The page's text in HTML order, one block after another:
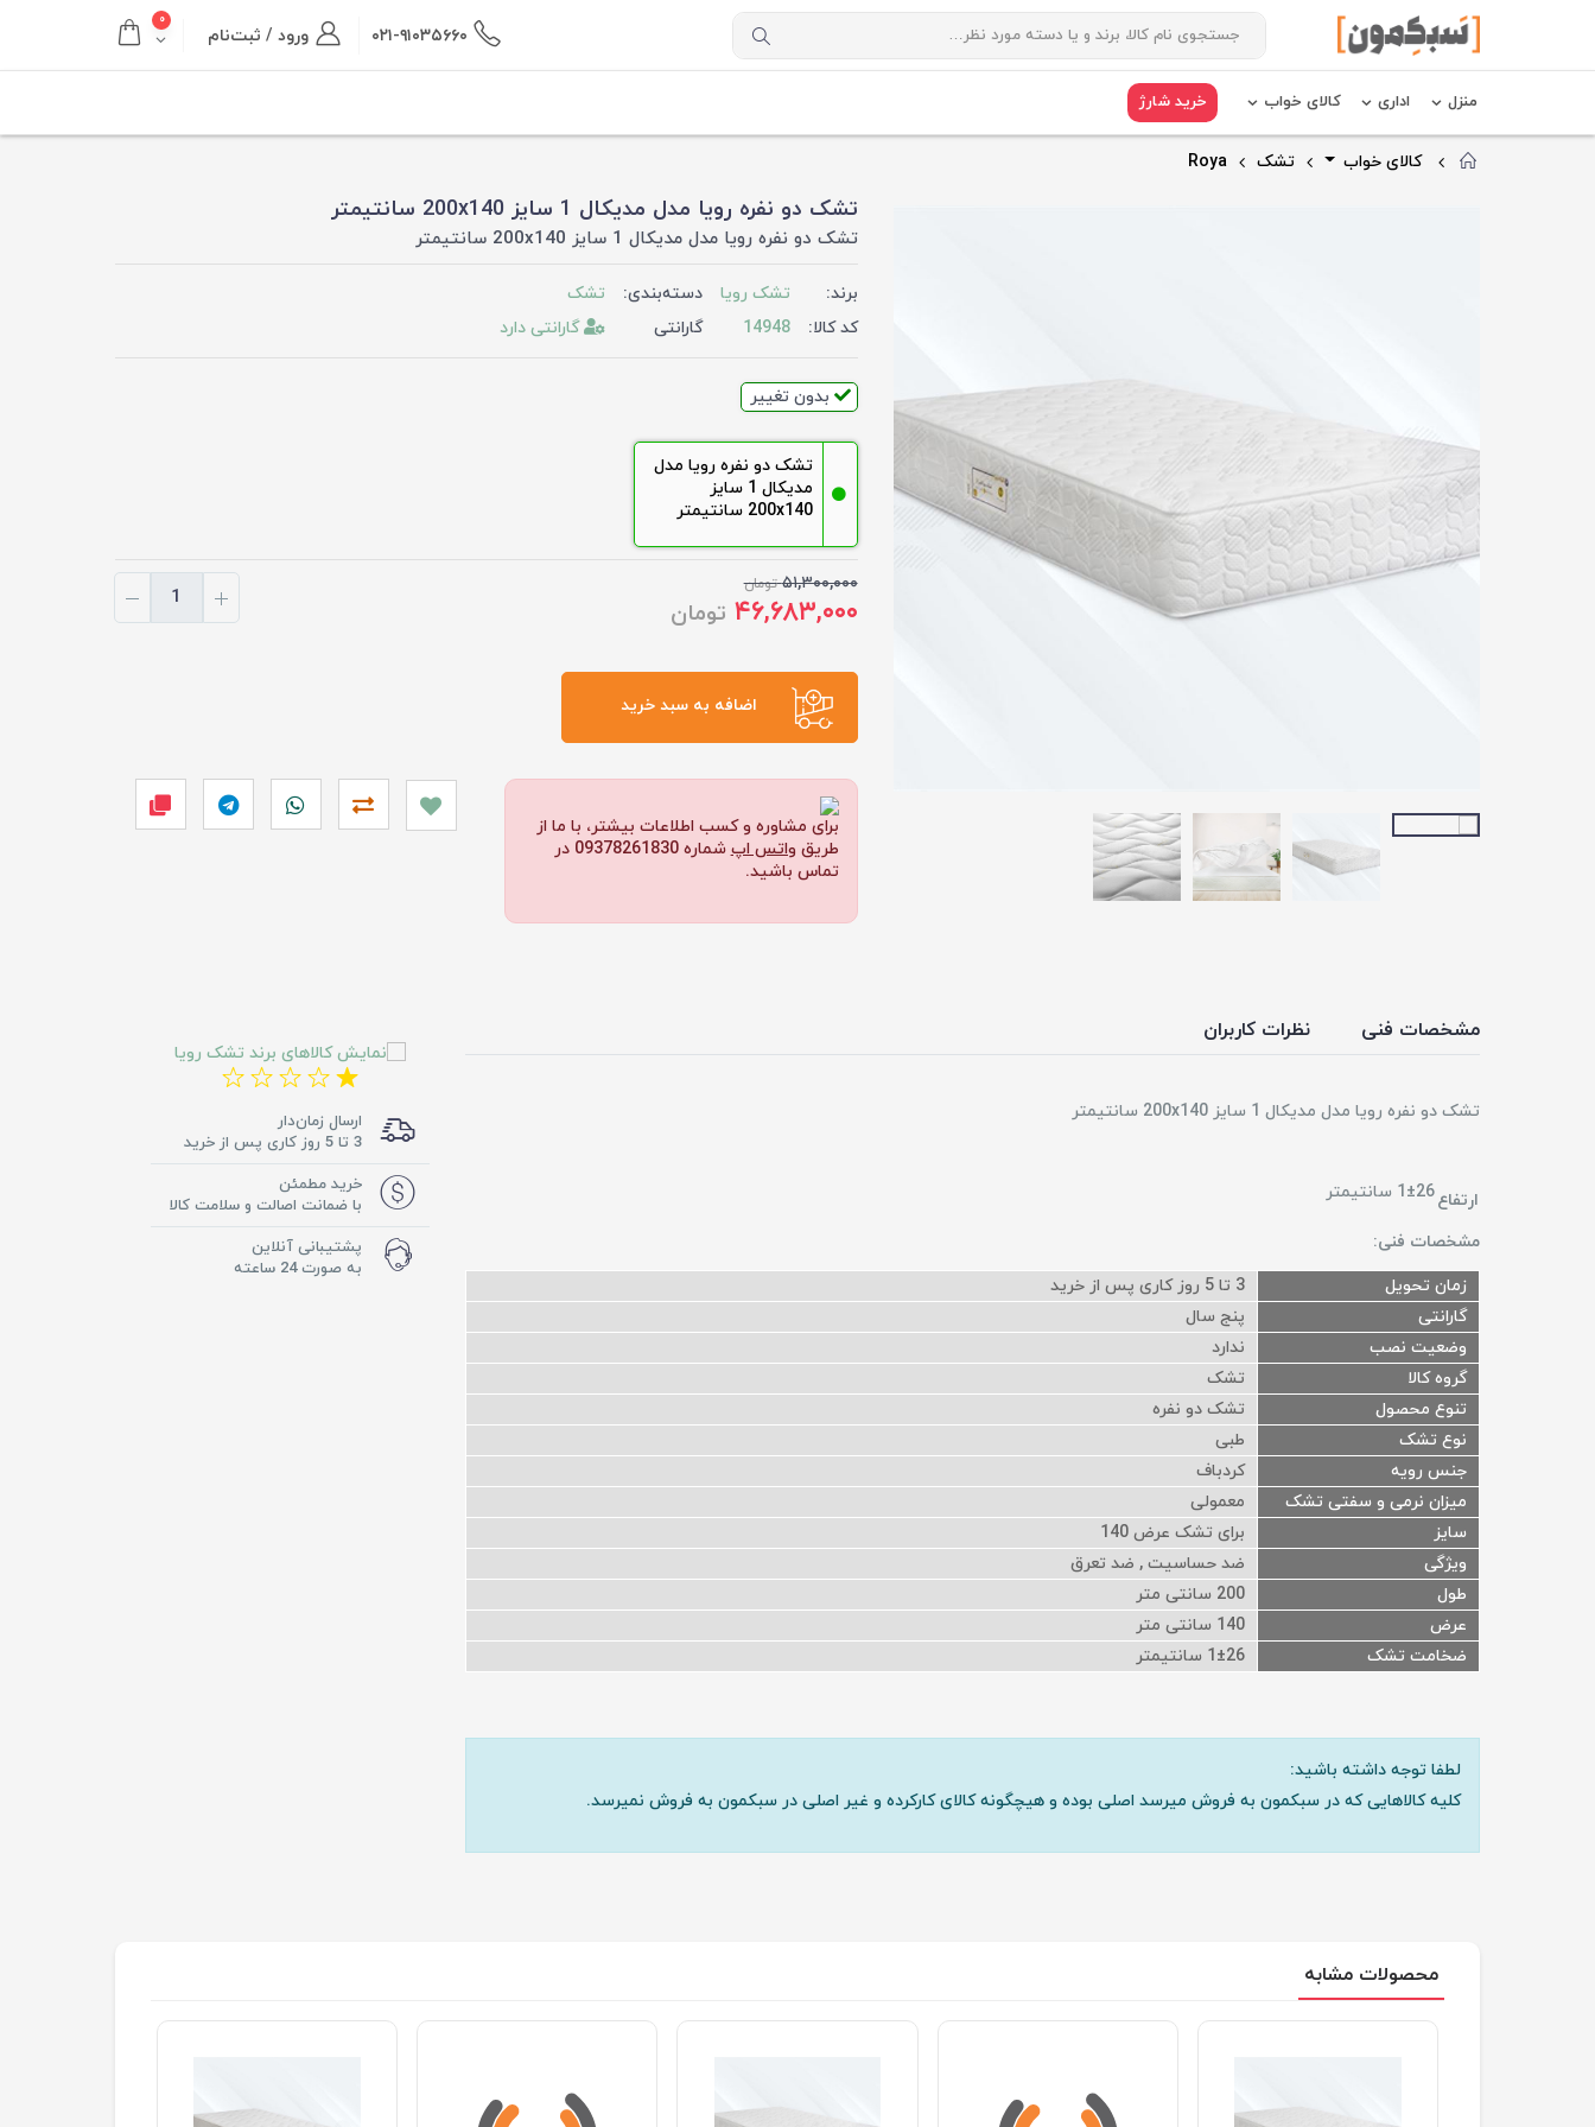
۰۲۱-۹۱۰۳۵۶۶۰ ورود / ثبت‌نام
۰
منزل اداری کالای خواب خرید شارژ
کالای خواب تشک Roya
تشک دو نفره رویا مدل مدیکال 1 سایز 200x140 سانتیمتر
تشک دو نفره رویا مدل مدیکال 1 سایز 200x140 سانتیمتر
برند: تشک رویا دسته‌بندی:
تشک
کد کالا:
14948 گارانتی گارانتی دارد
بدون تغییر
تشک دو نفره رویا مدل
مدیکال 1 سایز
200x140 سانتیمتر
۵۱,۳۰۰,۰۰۰ تومان
۴۶,۶۸۳,۰۰۰ تومان
اضافه به سبد خرید
برای مشاوره و کسب اطلاعات بیشتر، با ما از
طریق واتس اپ
شماره 09378261830 در
تماس باشید.
مشخصات فنی نظرات کاربران
تشک دو نفره رویا مدل مدیکال 1 سایز 200x140 سانتیمتر
ارتفاع1±26 سانتیمتر
مشخصات فنی:
زمان تحویل
3 تا 5 روز کاری پس از خرید
گارانتی
پنج سال
وضعیت نصب
ندارد
گروه کالا
تشک
تنوع محصول
تشک دو نفره
نوع تشک
طبی
جنس رویه
کردباف
میزان نرمی و سفتی تشک
معمولی
سایز
برای تشک عرض 140
ویژگی
ضد حساسیت , ضد تعرق
طول
200 سانتی متر
عرض
140 سانتی متر
ضخامت تشک
1±26 سانتیمتر
لطفا توجه داشته باشید:
کلیه کالاهایی که در سبکمون به فروش میرسد اصلی بوده و هیچگونه کالای کارکرده و غیر اصلی در سبکمون به فروش نمیرسد.
ارسال زمان‌دار
3 تا 5 روز کاری پس از خرید
خرید مطمئن
با ضمانت اصالت و سلامت کالا
پشتیبانی آنلاین
به صورت 24 ساعته
محصولات مشابه